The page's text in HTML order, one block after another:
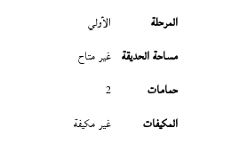
المرحلة
الأولي
مساحة الحديقة غير متاح
حمامات
2
المكيفات
غير مكيفة